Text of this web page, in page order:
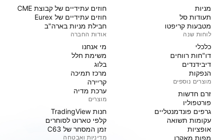
מניות‏
תעודות סל
מטבעות קריפטו
לוחות שנה
כלכלי
דו"חות רווחים
דיבידנדים
הנפקות
מוצרים נוספים
זרם חדשות
פורטפוליו
גרפים פונדמנטליים
עקומות תשואה
אופציות
מפות מאקרו
חוזים עתידיים של קבוצת CME
חוזים עתידיים של Eurex
חבילת מניות בארה"ב
אודות החברה
מי אנחנו
משימת חלל
בלוג
מרכז תמיכה
קריירה
ערכת מדיה
מוצרים
חנות TradingView
קלפי טארוט לסוחרים
זמן המסחר של C63
מדיניות ואבטחה